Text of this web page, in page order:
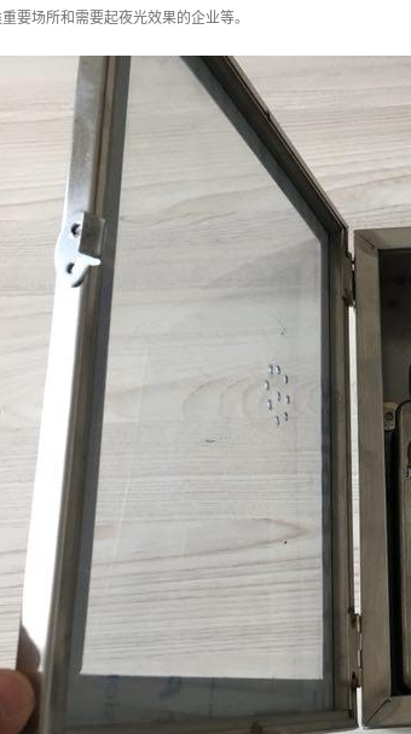
要场所和需要起夜光效果的企业等。